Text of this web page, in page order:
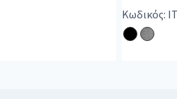
Κωδικός: